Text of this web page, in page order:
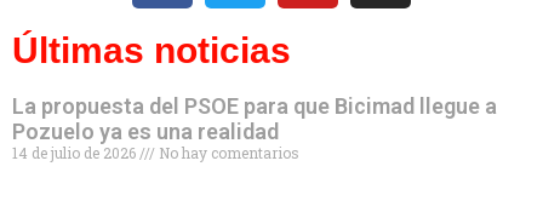
Últimas noticias
La propuesta del PSOE para que Bicimad llegue a
Pozuelo ya es una realidad
14 de julio de 2026 No hay comentarios